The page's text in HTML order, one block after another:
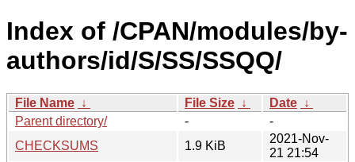
Index of /CPAN/modules/by-
authors/id/S/SS/SSQQ/
File Name ↓ File Size ↓ Date ↓
Parent directory/
-
-
CHECKSUMS
1.9 KiB
2021-Nov-
21 21:54